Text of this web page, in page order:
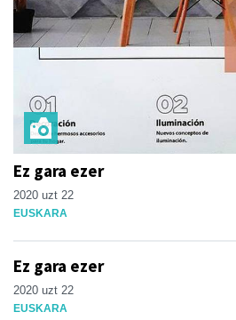
Ez gara ezer
2020 uzt 22
EUSKARA
Ez gara ezer
2020 uzt 22
EUSKARA